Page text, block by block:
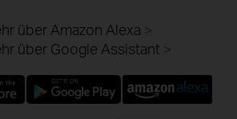
über Amazon Alexa
über Google Assistant